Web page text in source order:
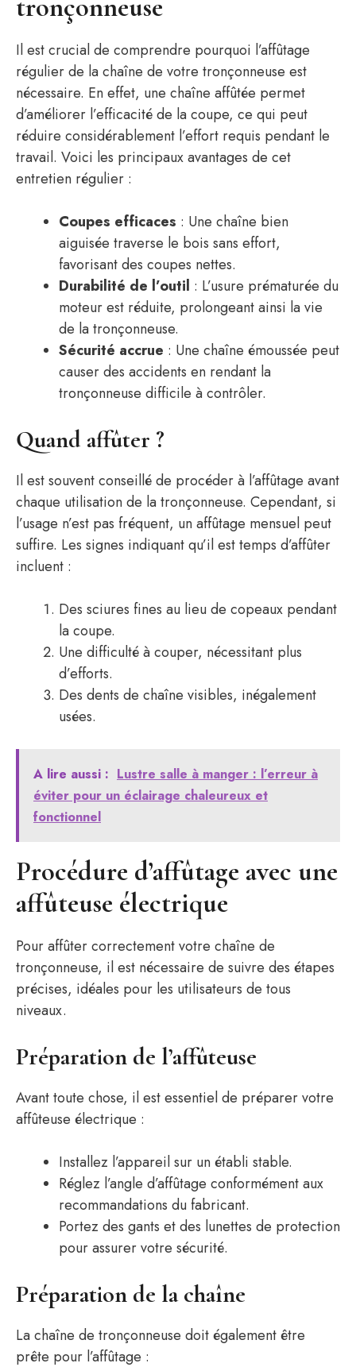
tronçonneuse
Il est crucial de comprendre pourquoi l’affûtage
régulier de la chaîne de votre tronçonneuse est
nécessaire. En effet, une chaîne affûtée permet
d’améliorer l’efficacité de la coupe, ce qui peut
réduire considérablement l’effort requis pendant le
travail. Voici les principaux avantages de cet
entretien régulier :
Coupes efficaces : Une chaîne bien
aiguisée traverse le bois sans effort,
favorisant des coupes nettes.
Durabilité de l’outil : L’usure prématurée du
moteur est réduite, prolongeant ainsi la vie
de la tronçonneuse.
Sécurité accrue : Une chaîne émoussée peut
causer des accidents en rendant la
tronçonneuse difficile à contrôler.
Quand affûter ?
Il est souvent conseillé de procéder à l’affûtage avant
chaque utilisation de la tronçonneuse. Cependant, si
l’usage n’est pas fréquent, un affûtage mensuel peut
suffire. Les signes indiquant qu’il est temps d’affûter
incluent :
Des sciures fines au lieu de copeaux pendant
la coupe.
Une difficulté à couper, nécessitant plus
d’efforts.
Des dents de chaîne visibles, inégalement
usées.
A lire aussi : Lustre salle à manger : l’erreur à
éviter pour un éclairage chaleureux et
fonctionnel
Procédure d’affûtage avec une
affûteuse électrique
Pour affûter correctement votre chaîne de
tronçonneuse, il est nécessaire de suivre des étapes
précises, idéales pour les utilisateurs de tous
niveaux.
Préparation de l’affûteuse
Avant toute chose, il est essentiel de préparer votre
affûteuse électrique :
Installez l’appareil sur un établi stable.
Réglez l’angle d’affûtage conformément aux
recommandations du fabricant.
Portez des gants et des lunettes de protection
pour assurer votre sécurité.
Préparation de la chaîne
La chaîne de tronçonneuse doit également être
prête pour l’affûtage :